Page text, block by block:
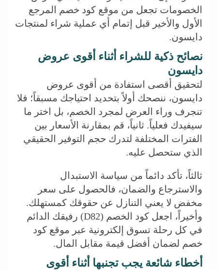
الخصومات تجعل من موقع كود خصم المرجع
الأول والأخير قبل إتمام أي عملية شراء لمنتجات
دايسون.
نصائح ذكية للشراء أثناء أقوى عروض
دايسون
لتحقيق أقصى استفادة من أقوى عروض
دايسون، ننصحك أولاً بتحديد احتياجك مسبقاً؛ فلا
تنجرف وراء العرض لمجرد الخصم، بل اختر ما
سيفيدك فعلياً. ثانياً، قم بمقارنة الأسعار بين
الفترات المختلفة لتدرك حجم التوفير الحقيقي
الذي ستحصل عليه.
ثالثاً، تأكد دائماً من سياسة الاستبدال
والاسترجاع والضمان، فالحصول على سعر
مخفض لا يعني التنازل عن حقوقك كمستهلك.
وأخيراً، اجعل كود الخصم (D82) رفيقك الدائم
في كل رحلة تسوق إلكترونية عبر موقع كود
خصم لضمان أفضل قيمة مقابل المال.
أخطاء شائعة يجب تجنبها أثناء أقوى